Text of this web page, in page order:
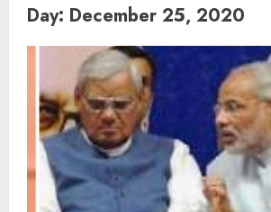
Day: December 25, 2020